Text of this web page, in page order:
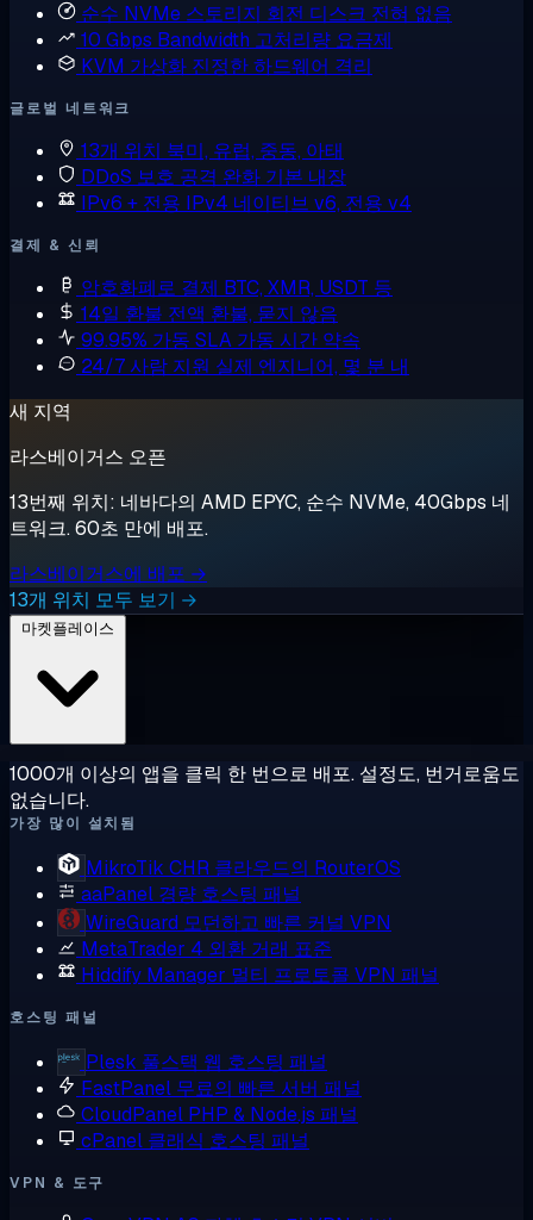
순수 NVMe 스토리지 회전 디스크 전혀 없음
10 Gbps Bandwidth 고처리량 요금제
KVM 가상화 진정한 하드웨어 격리
글로벌 네트워크
13개 위치 북미, 유럽, 중동, 아태
DDoS 보호 공격 완화 기본 내장
IPv6 + 전용 IPv4 네이티브 v6, 전용 v4
결제 & 신뢰
암호화폐로 결제 BTC, XMR, USDT 등
14일 환불 전액 환불, 묻지 않음
99.95% 가동 SLA 가동 시간 약속
24/7 사람 지원 실제 엔지니어, 몇 분 내
새 지역
라스베이거스 오픈
13번째 위치: 네바다의 AMD EPYC, 순수 NVMe, 40Gbps 네
트워크. 60초 만에 배포.
라스베이거스에 배포 →
13개 위치 모두 보기 →
1000개 이상의 앱을 클릭 한 번으로 배포. 설정도, 번거로움도
없습니다.
가장 많이 설치됨
MikroTik CHR 클라우드의 RouterOS
aaPanel 경량 호스팅 패널
WireGuard 모던하고 빠른 커널 VPN
MetaTrader 4 외환 거래 표준
Hiddify Manager 멀티 프로토콜 VPN 패널
호스팅 패널
Plesk 풀스택 웹 호스팅 패널
FastPanel 무료의 빠른 서버 패널
CloudPanel PHP & Node.js 패널
cPanel 클래식 호스팅 패널
VPN & 도구